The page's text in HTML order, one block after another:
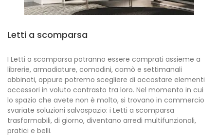
Letti a scomparsa
I Letti a scomparsa potranno essere comprati assieme a
librerie, armadiature, comodini, comò e settimanali
abbinati, oppure potremo scegliere di accostare elementi
accessori in voluto contrasto tra loro. Nel momento in cui
lo spazio che avete non è molto, si trovano in commercio
svariate soluzioni salvaspazio: i Letti a scomparsa
trasformabili, di giorno, diventano arredi multifunzionali,
pratici e belli.